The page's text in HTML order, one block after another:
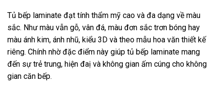
Tủ bếp laminate đạt tính thẩm mỹ cao và đa dạng về màu
sắc. Như màu vẫn gỗ, vân đá, màu đơn sắc trơn bóng hay
màu ánh kim, ánh nhũ, kiểu 3D và theo mẫu hoa văn thiết kế
riêng. Chính nhờ đặc điểm này giúp tủ bếp laminate mang
đến sự trẻ trung, hiện đaị và không gian ấm cúng cho không
gian căn bếp.